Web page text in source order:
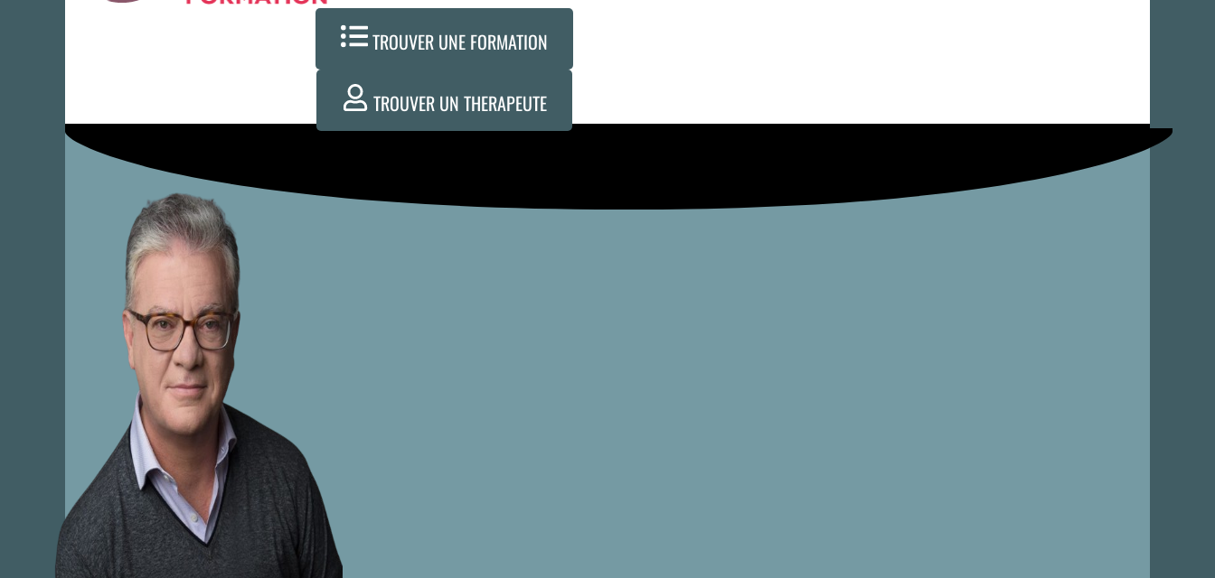
TROUVER UNE FORMATION
TROUVER UN THERAPEUTE